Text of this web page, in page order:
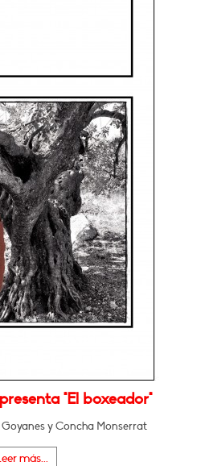
"El boxeador"
y Concha Monserrat
más...